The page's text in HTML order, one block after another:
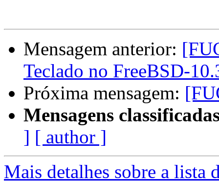
Mensagem anterior:
Teclado no FreeBSD-
Próxima mensagem:
Mensagens
] [ author ]
Mais detalhes sobre a lista